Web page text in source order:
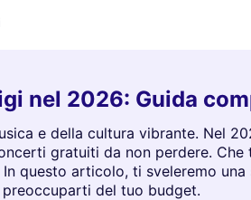
nel 2026: Guida
e della cultura vibrante. Nel
gratuiti da non perdere.
questo articolo, ti sveleremo
del tuo budget.